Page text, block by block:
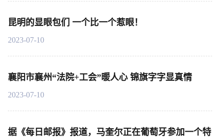
昆明的显眼包们 一个比一个惹眼！
2023-07-10
襄阳市襄州“法院+工会”暖人心 锦旗字字显真情
2023-07-10
据《每日邮报》报道，马奎尔正在葡萄牙参加一个特